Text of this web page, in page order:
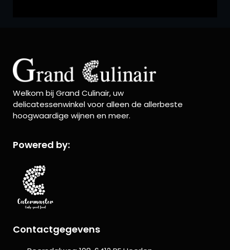
Welkom bij Grand Culinair, uw
delicatessenwinkel voor alleen de allerbeste
hoogwaardige wijnen en meer.
Powered by:
Contactgegevens